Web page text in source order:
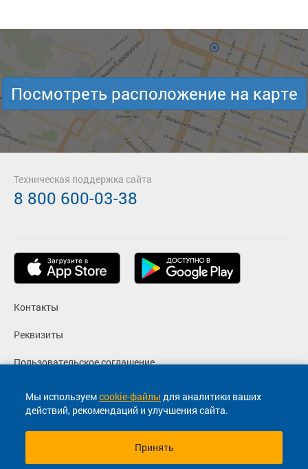
Мы используемcookie-файлы для аналитики ваших
действий, рекомендаций и улучшения сайта.
Принять
Посмотреть расположение на карте
Контакты
Реквизиты
Пользовательское соглашение
Политика конфиденциальности
Согласие на маркетинговые сообщения
Техническая поддержка сайта
8 800 600-03-38
© 2013-2026, ООО "Капитал"- Онлайн сервис продажи